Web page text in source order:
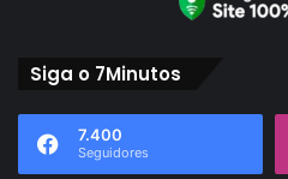
Siga o 7Minutos
7.400
Seguidores